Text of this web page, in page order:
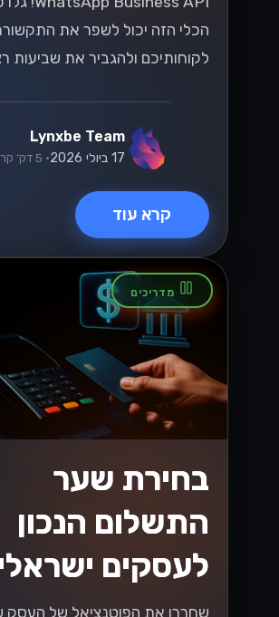
לדעת
אתגרים והזדמנויות חדשים. גלו
הללו במס, ולהבטיח שהעסק שלכם
בסביבה המשתנה!...
Lynxbe Team
7 ביולי 2026
קרא עוד